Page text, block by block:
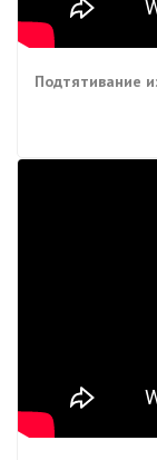
Подтятивание